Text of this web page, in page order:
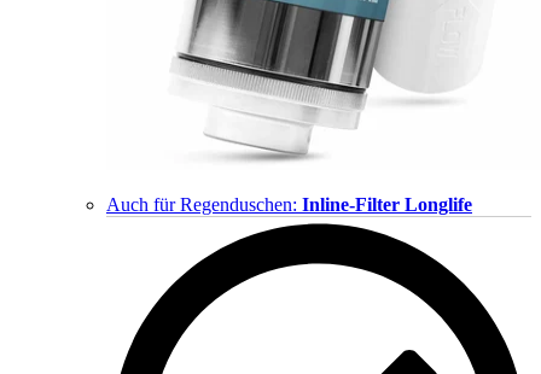
Auch für Regenduschen: Inline-Filter Longlife